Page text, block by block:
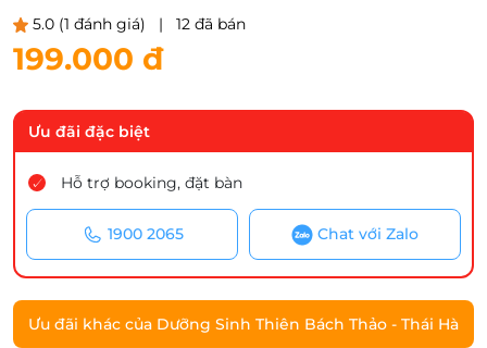
5.0 (1 đánh giá) | 12 đã bán
199.000 đ
Ưu đãi đặc biệt
Hỗ trợ booking, đặt bàn
1900 2065 Chat với Zalo
Ưu đãi khác của Dưỡng Sinh Thiên Bách Thảo - Thái Hà